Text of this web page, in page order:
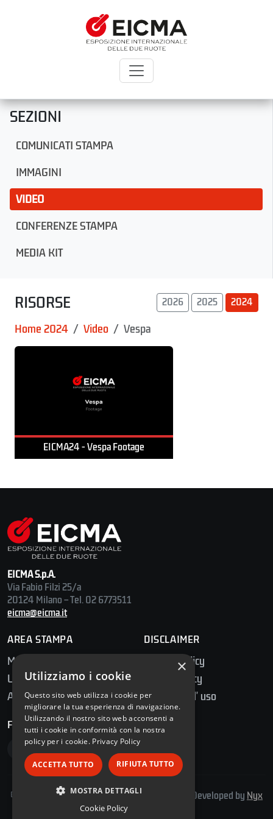
SEZIONI
COMUNICATI STAMPA
IMMAGINI
VIDEO
CONFERENZE STAMPA
MEDIA KIT
RISORSE 2026 2025 2024
Home 2024 Video Vespa
EICMA24 - Vespa Footage
EICMA S.p.A.
Via Fabio Filzi 25/a
20124 Milano – Tel. 02 6773511
eicma@eicma.it
AREA STAMPA
Media Center
Ufficio Stampa
Accredito Stampa
DISCLAIMER
Privacy Policy
Cookie Policy
Condizioni d' uso
FOLLOW US
© 2026 E.I.C.M.A. S.p.A. – Tutti i diritti riservati | Developed by Nyx
Solutions
×
Utilizziamo i cookie
Questo sito web utilizza i cookie per
migliorare la tua esperienza di navigazione.
Utilizzando il nostro sito web acconsenti a
tutti i cookie in conformità con la nostra
policy per i cookie. Privacy Policy
ACCETTA TUTTO RIFIUTA TUTTO
MOSTRA DETTAGLI
STRETTAMENTE NECESSARI
Cookie Policy